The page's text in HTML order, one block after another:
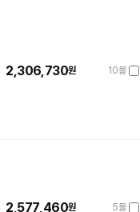
10몰
2,306,730원
5몰
2,577,460원